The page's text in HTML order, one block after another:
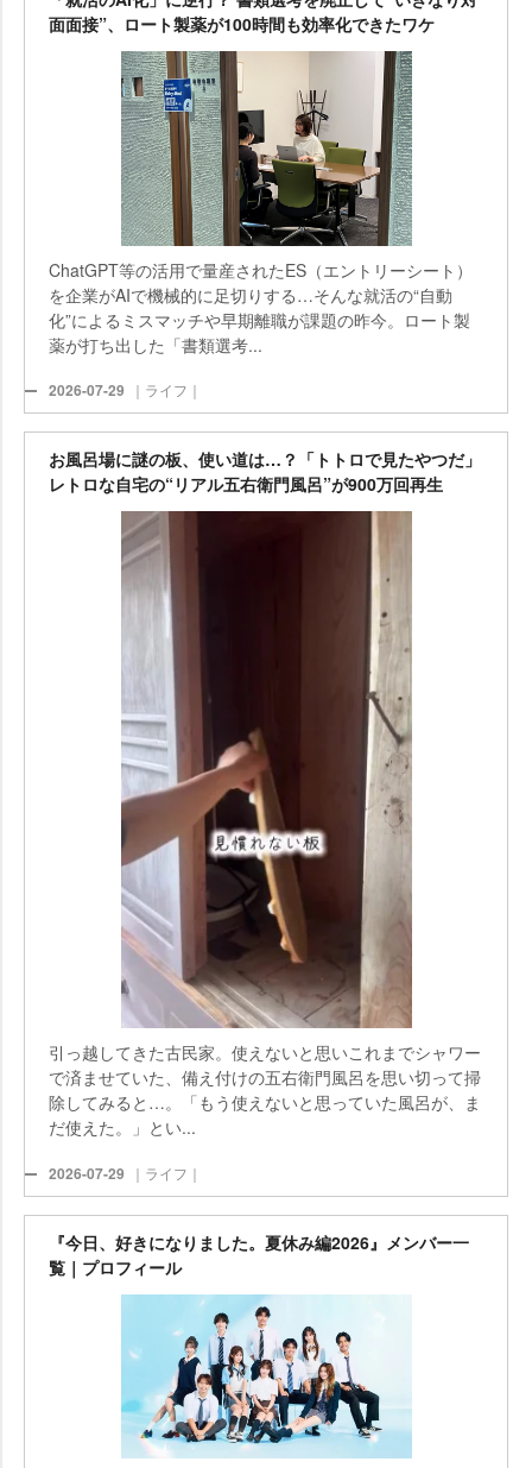
面面接”、ロート製薬が100時間も効率化できたワケ
ChatGPT等の活用で量産されたES（エントリーシート）
を企業がAIで機械的に足切りする…そんな就活の“自動
化”によるミスマッチや早期離職が課題の昨今。ロート製
薬が打ち出した「書類選考...
2026-07-29 ｜ライフ｜
お風呂場に謎の板、使い道は…？「トトロで見たやつだ」
レトロな自宅の“リアル五右衛門風呂”が900万回再生
引っ越してきた古民家。使えないと思いこれまでシャワー
で済ませていた、備え付けの五右衛門風呂を思い切って掃
除してみると…。「もう使えないと思っていた風呂が、ま
だ使えた。」とい...
2026-07-29 ｜ライフ｜
『今日、好きになりました。夏休み編2026』メンバー一
覧｜プロフィール